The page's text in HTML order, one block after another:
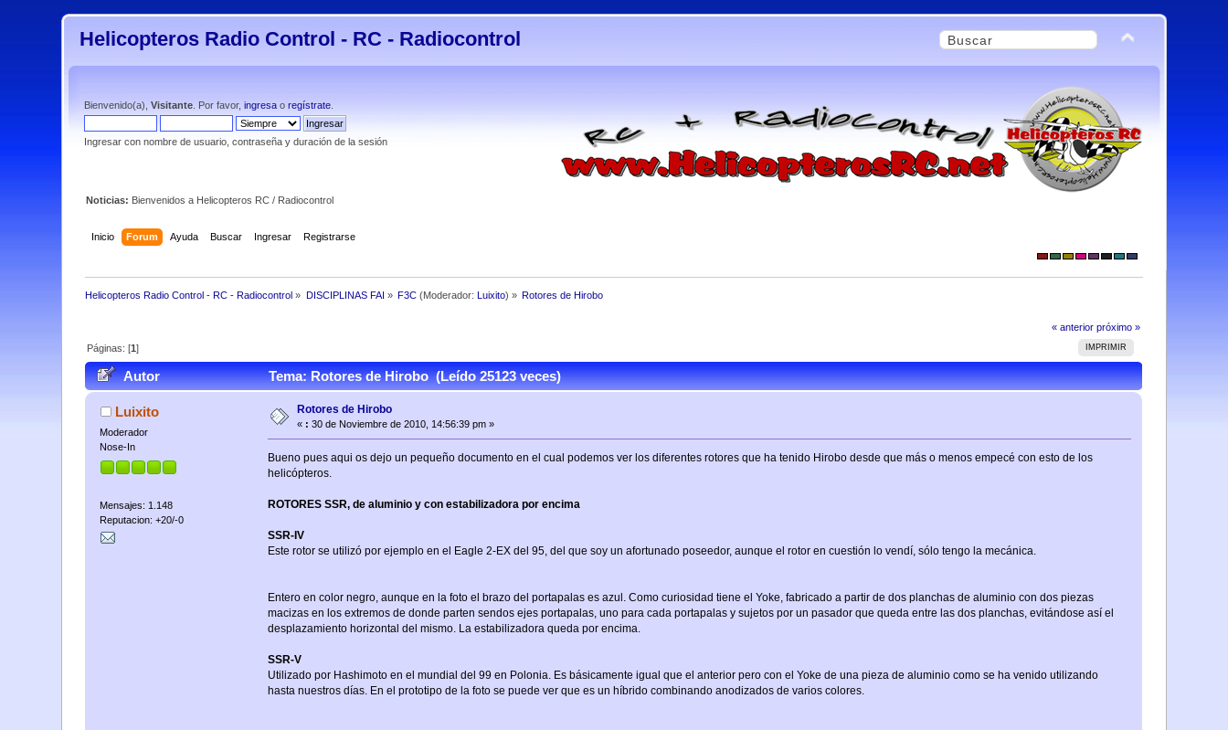
Helicopteros Radio Control - RC - Radiocontrol
Bienvenido(a),Visitante . Por favor,ingresa oregístrate
Ingresar con nombre de usuario, contraseña y duración de la sesión
Noticias: Bienvenidos a Helicopteros RC / Radiocontrol
Inicio Forum Ayuda Buscar Ingresar Registrarse
Helicopteros Radio Control - RC - Radiocontrol » DISCIPLINAS FAI » F3C (Moderador:Luixito) » Rotores de Hirobo
« anterior próximo »
IMPRIMIR
Páginas: [1]
Autor Tema: Rotores de Hirobo (Leído 25123 veces)
Luixito
Moderador
Nose-In
Mensajes: 1.148
Reputacion: +20/-0
Rotores de Hirobo
« : 30 de Noviembre de 2010, 14:56:39 pm »
Bueno pues aqui os dejo un pequeño documento en el cual podemos ver los diferentes rotores que ha tenido Hirobo desde que más o menos empecé con esto de los
helicópteros.
ROTORES SSR, de aluminio y con estabilizadora por encima
SSR-IV
Este rotor se utilizó por ejemplo en el Eagle 2-EX del 95, del que soy un afortunado poseedor, aunque el rotor en cuestión lo vendí, sólo tengo la mecánica.
Entero en color negro, aunque en la foto el brazo del portapalas es azul. Como curiosidad tiene el Yoke, fabricado a partir de dos planchas de aluminio con dos piezas
macizas en los extremos de donde parten sendos ejes portapalas, uno para cada portapalas y sujetos por un pasador que queda entre las dos planchas, evitándose así el
desplazamiento horizontal del mismo. La estabilizadora queda por encima.
SSR-V
Utilizado por Hashimoto en el mundial del 99 en Polonia. Es básicamente igual que el anterior pero con el Yoke de una pieza de aluminio como se ha venido utilizando
hasta nuestros días. En el prototipo de la foto se puede ver que es un híbrido combinando anodizados de varios colores.